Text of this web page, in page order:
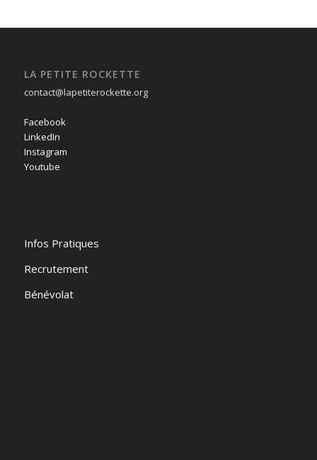
LA PETITE ROCKETTE
contact@lapetiterockette.org
Facebook
LinkedIn
Instagram
Youtube
Infos Pratiques
Recrutement
Bénévolat